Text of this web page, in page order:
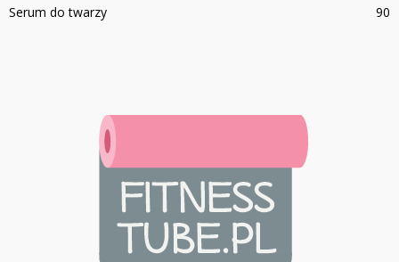
Serum do twarzy
90